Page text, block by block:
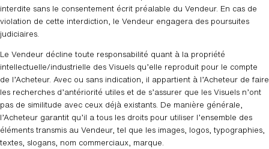
interdite sans le consentement écrit préalable du Vendeur. En cas de
violation de cette interdiction, le Vendeur engagera des poursuites
judiciaires.
Le Vendeur décline toute responsabilité quant à la propriété
intellectuelle/industrielle des Visuels qu’elle reproduit pour le compte
de l’Acheteur. Avec ou sans indication, il appartient à l’Acheteur de faire
les recherches d’antériorité utiles et de s’assurer que les Visuels n’ont
pas de similitude avec ceux déjà existants. De manière générale,
l’Acheteur garantit qu’il a tous les droits pour utiliser l’ensemble des
éléments transmis au Vendeur, tel que les images, logos, typographies,
textes, slogans, nom commerciaux, marque.